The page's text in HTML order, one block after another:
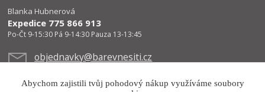
Blanka Hubnerová
Expedice 775 866 913
Po-Čt 9-15:30 Pá 9-14:30 Pauza 13-13:45
objednavky@barevnesiti.cz
Abychom zajistili tvůj pohodový nákup využíváme soubory